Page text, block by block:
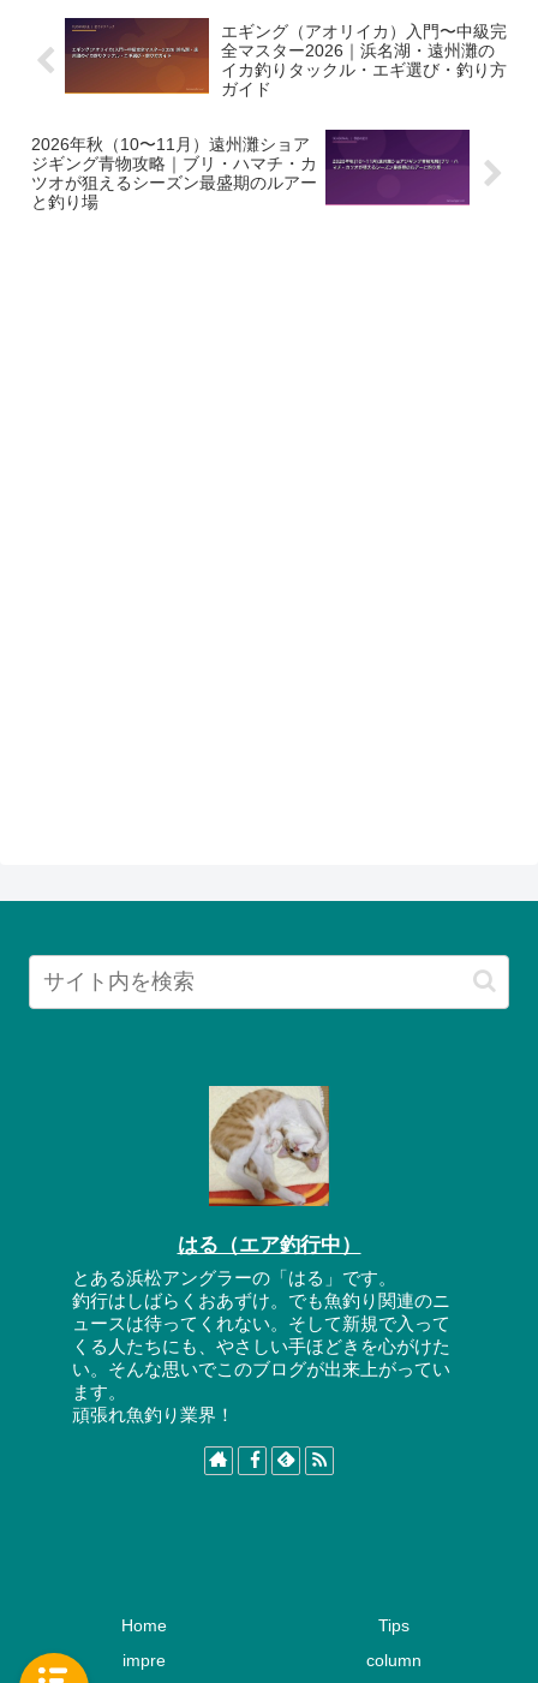
エギング（アオリイカ）入門〜中級完
全マスター2026｜浜名湖・遠州灘の
イカ釣りタックル・エギ選び・釣り方
ガイド
2026年秋（10〜11月）遠州灘ショア
ジギング青物攻略｜ブリ・ハマチ・カ
ツオが狙えるシーズン最盛期のルアー
と釣り場
はる（エア釣行中）
とある浜松アングラーの「はる」です。
釣行はしばらくおあずけ。でも魚釣り関連のニ
ュースは待ってくれない。そして新規で入って
くる人たちにも、やさしい手ほどきを心がけた
い。そんな思いでこのブログが出来上がってい
ます。
頑張れ魚釣り業界！
Home
Tips
impre
column